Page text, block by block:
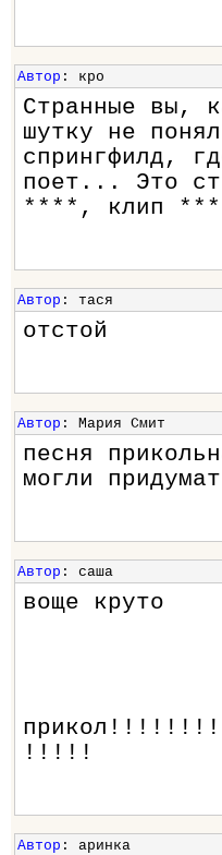
Автор : кро
Странные вы,
шутку не
спрингфилд,
поет... Это
****, клип
Автор : тася
отстой
Автор : Мария Смит
песня
могли
Автор : саша
воще круто
!!!!!
Автор : аринка